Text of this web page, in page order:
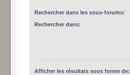
Rechercher dans les sous-forums:
Rechercher dans:
Afficher les résultats sous forme de: